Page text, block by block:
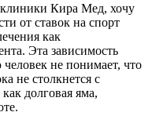
клиники Кира Мед, хочу
от ставок на спорт
как
Эта зависимость
не понимает, что
не столкнется с
долговая яма,